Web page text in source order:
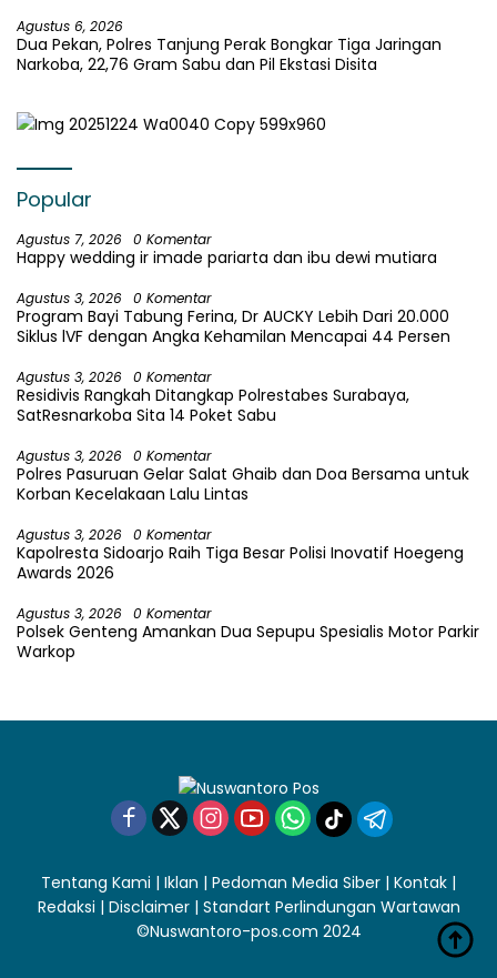
Agustus 6, 2026
Dua Pekan, Polres Tanjung Perak Bongkar Tiga Jaringan
Narkoba, 22,76 Gram Sabu dan Pil Ekstasi Disita
Popular
Agustus 7, 2026 0 Komentar
Happy wedding ir imade pariarta dan ibu dewi mutiara
Agustus 3, 2026 0 Komentar
Program Bayi Tabung Ferina, Dr AUCKY Lebih Dari 20.000
Siklus lVF dengan Angka Kehamilan Mencapai 44 Persen
Agustus 3, 2026 0 Komentar
Residivis Rangkah Ditangkap Polrestabes Surabaya,
SatResnarkoba Sita 14 Poket Sabu
Agustus 3, 2026 0 Komentar
Polres Pasuruan Gelar Salat Ghaib dan Doa Bersama untuk
Korban Kecelakaan Lalu Lintas
Agustus 3, 2026 0 Komentar
Kapolresta Sidoarjo Raih Tiga Besar Polisi Inovatif Hoegeng
Awards 2026
Agustus 3, 2026 0 Komentar
Polsek Genteng Amankan Dua Sepupu Spesialis Motor Parkir
Warkop
Tentang Kami | Iklan | Pedoman Media Siber | Kontak |
Redaksi | Disclaimer| Standart Perlindungan Wartawan
©Nuswantoro-pos.com 2024